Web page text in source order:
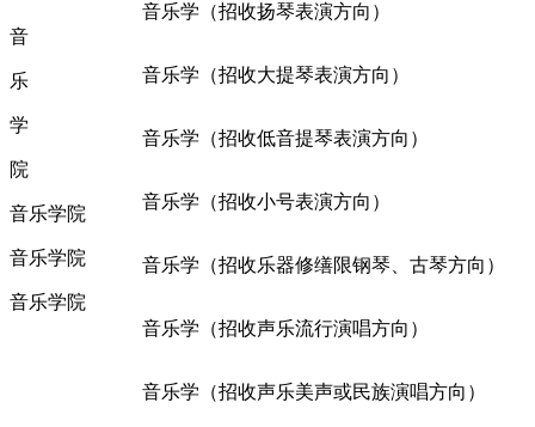
音
乐
学
院
音乐学院
音乐学院
音乐学院
音乐学（招收扬琴表演方向）
音乐学（招收大提琴表演方向）
音乐学（招收低音提琴表演方向）
音乐学（招收小号表演方向）
音乐学（招收乐器修缮限钢琴、古琴方向）
音乐学（招收声乐流行演唱方向）
音乐学（招收声乐美声或民族演唱方向）